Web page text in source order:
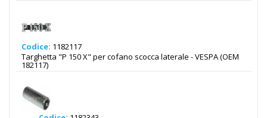
Codice: 1182117
Targhetta "P 150 X" per cofano scocca laterale - VESPA (OEM
182117)